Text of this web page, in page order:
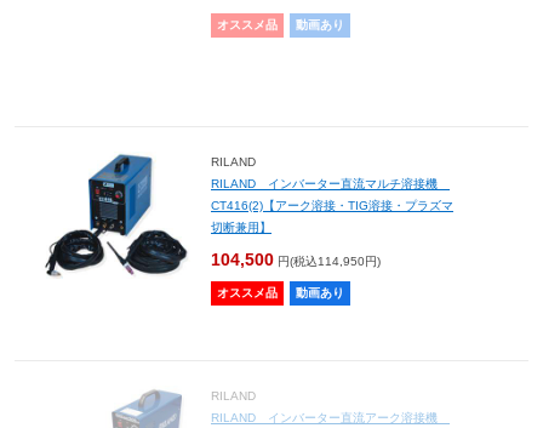
オススメ品 動画あり
RILAND
RILAND インバーター直流マルチ溶接機
CT416(2)【アーク溶接・TIG溶接・プラズマ
切断兼用】
104,500 円(税込114,950円)
オススメ品 動画あり
RILAND
RILAND インバーター直流アーク溶接機